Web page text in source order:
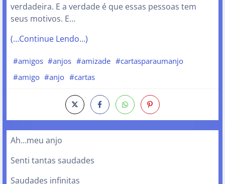
verdadeira. E a verdade é que essas pessoas tem
seus motivos. E…
(…Continue Lendo…)
#amigos #anjos #amizade #cartasparaumanjo
#amigo #anjo #cartas
Ah…meu anjo
Senti tantas saudades
Saudades infinitas